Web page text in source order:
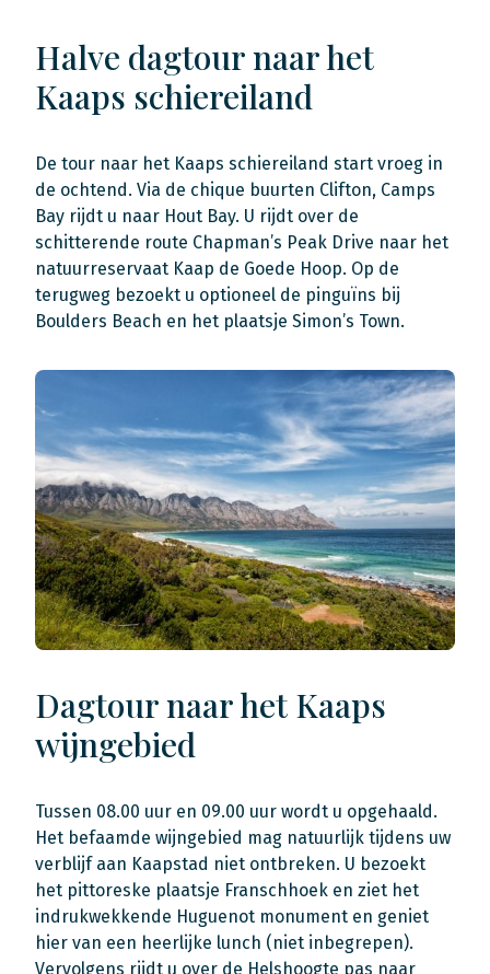
Halve dagtour naar het
Kaaps schiereiland
De tour naar het Kaaps schiereiland start vroeg in
de ochtend. Via de chique buurten Clifton, Camps
Bay rijdt u naar Hout Bay. U rijdt over de
schitterende route Chapman’s Peak Drive naar het
natuurreservaat Kaap de Goede Hoop. Op de
terugweg bezoekt u optioneel de pinguïns bij
Boulders Beach en het plaatsje Simon’s Town.
Dagtour naar het Kaaps
wijngebied
Tussen 08.00 uur en 09.00 uur wordt u opgehaald.
Het befaamde wijngebied mag natuurlijk tijdens uw
verblijf aan Kaapstad niet ontbreken. U bezoekt
het pittoreske plaatsje Franschhoek en ziet het
indrukwekkende Huguenot monument en geniet
hier van een heerlijke lunch (niet inbegrepen).
Vervolgens rijdt u over de Helshoogte pas naar